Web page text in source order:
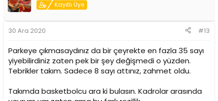
Kayıtlı Üye
30 Ara 2020 #13
Parkeye çıkmasaydınız da bir çeyrekte en fazla 35 sayı
yiyebilirdiniz zaten pek bir şey değişmedi o yüzden.
Tebrikler takım. Sadece 8 sayı attınız, zahmet oldu.
Takımda basketbolcu ara ki bulasın. Kadrolar arasında